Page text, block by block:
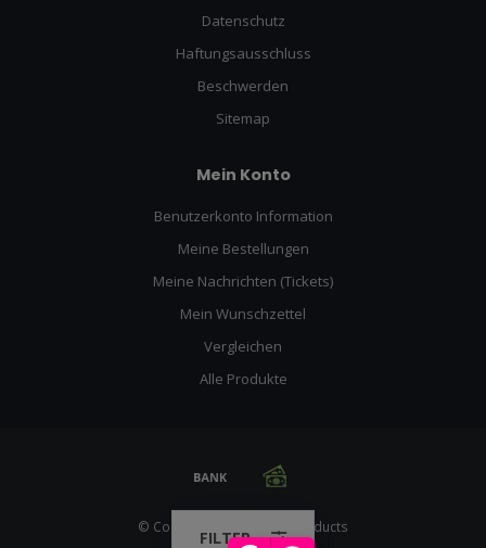
Datenschutz
Haftungsausschluss
Beschwerden
Sitemap
Mein Konto
Benutzerkonto Information
Meine Bestellungen
Meine Nachrichten (Tickets)
Mein Wunschzettel
Vergleichen
Alle Produkte
© Copyright 2026 Racing Products
FILTER